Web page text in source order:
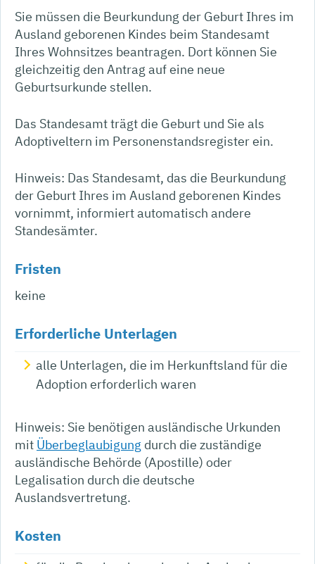
Sie müssen die Beurkundung der Geburt Ihres im
Ausland geborenen Kindes beim Standesamt
Ihres Wohnsitzes beantragen. Dort können Sie
gleichzeitig den Antrag auf eine neue
Geburtsurkunde stellen.
Das Standesamt trägt die Geburt und Sie als
Adoptiveltern im Personenstandsregister ein.
Hinweis: Das Standesamt, das die Beurkundung
der Geburt Ihres im Ausland geborenen Kindes
vornimmt, informiert automatisch andere
Standesämter.
Fristen
keine
Erforderliche Unterlagen
alle Unterlagen, die im Herkunftsland für die
Adoption erforderlich waren
Hinweis: Sie benötigen ausländische Urkunden
mit Überbeglaubigung durch die zuständige
ausländische Behörde (Apostille) oder
Legalisation durch die deutsche
Auslandsvertretung.
Kosten